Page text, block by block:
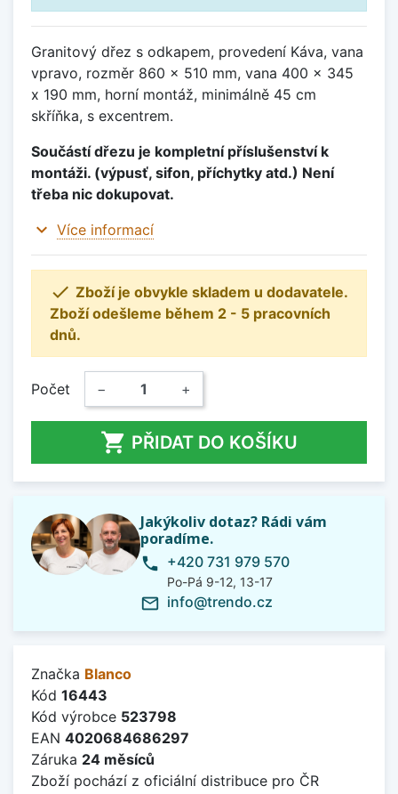
Granitový dřez s odkapem, provedení Káva, vana
vpravo, rozměr 860 x 510 mm, vana 400 x 345
x 190 mm, horní montáž, minimálně 45 cm
skříňka, s excentrem.
Součástí dřezu je kompletní příslušenství k
montáži. (výpusť, sifon, příchytky atd.) Není
třeba nic dokupovat.
expand_more Více informací
 Zboží je obvykle skladem u dodavatele.
Zboží odešleme během 2 - 5 pracovních
dnů.
Počet − +
 PŘIDAT DO KOŠÍKU
Jakýkoliv dotaz? Rádi vám
poradíme.
phone +420 731 979 570
Po-Pá 9-12, 13-17
mail_outline info@trendo.cz
Značka Blanco
Kód 16443
Kód výrobce 523798
EAN 4020684686297
Záruka 24 měsíců
Zboží pochází z oficiální distribuce pro ČR